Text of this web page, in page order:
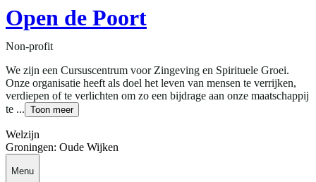
Open de Poort
Non-profit
We zijn een Cursuscentrum voor Zingeving en Spirituele Groei.
Onze organisatie heeft als doel het leven van mensen te verrijken,
verdiepen of te verlichten om zo een bijdrage aan onze maatschappij
te ... Toon meer
Welzijn
Groningen: Oude Wijken
Menu